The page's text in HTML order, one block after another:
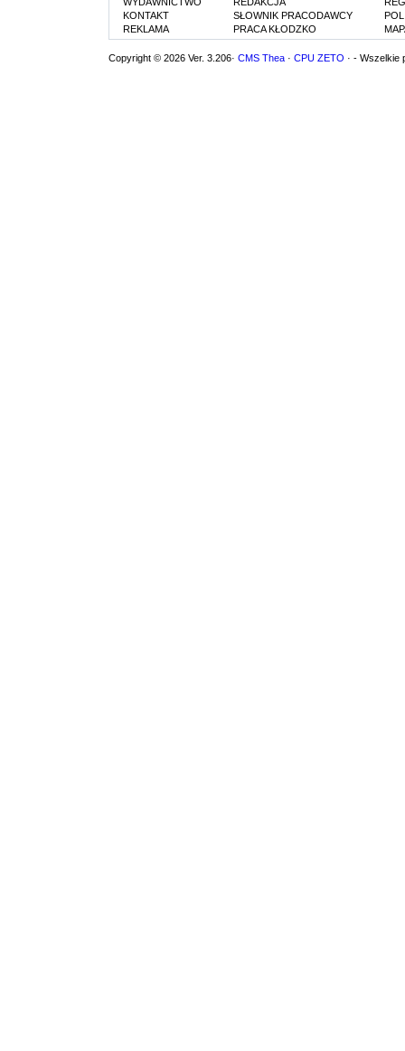
KONTAKT
REKLAMA
SŁOWNIK PRACODAWCY
PRACA KŁODZKO
Copyright © 2026 Ver. 3.206· CMS Thea · CPU ZETO · - Wszelkie